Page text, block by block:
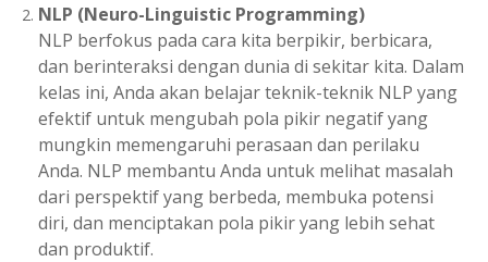
NLP (Neuro-Linguistic Programming)
NLP berfokus pada cara kita berpikir, berbicara,
dan berinteraksi dengan dunia di sekitar kita. Dalam
kelas ini, Anda akan belajar teknik-teknik NLP yang
efektif untuk mengubah pola pikir negatif yang
mungkin memengaruhi perasaan dan perilaku
Anda. NLP membantu Anda untuk melihat masalah
dari perspektif yang berbeda, membuka potensi
diri, dan menciptakan pola pikir yang lebih sehat
dan produktif.